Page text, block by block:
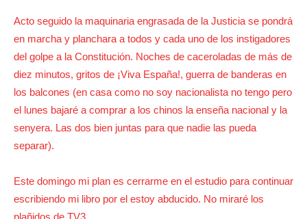
Acto seguido la maquinaria engrasada de la Justicia se pondrá
en marcha y planchara a todos y cada uno de los instigadores
del golpe a la Constitución. Noches de caceroladas de más de
diez minutos, gritos de ¡Viva España!, guerra de banderas en
los balcones (en casa como no soy nacionalista no tengo pero
el lunes bajaré a comprar a los chinos la enseña nacional y la
senyera. Las dos bien juntas para que nadie las pueda
separar).
Este domingo mi plan es cerrarme en el estudio para continuar
escribiendo mi libro por el estoy abducido. No miraré los
plañidos de TV3.